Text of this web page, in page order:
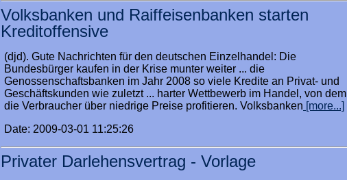
Volksbanken und Raiffeisenbanken starten
Kreditoffensive
(djd). Gute Nachrichten für den deutschen Einzelhandel: Die
Bundesbürger kaufen in der Krise munter weiter ... die
Genossenschaftsbanken im Jahr 2008 so viele Kredite an Privat- und
Geschäftskunden wie zuletzt ... harter Wettbewerb im Handel, von dem
die Verbraucher über niedrige Preise profitieren. Volksbanken [more...]
Date: 2009-03-01 11:25:26
Privater Darlehensvertrag - Vorlage